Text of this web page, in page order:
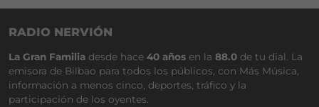
RADIO NERVIÓN
La Gran Familia desde hace 40 años en la 88.0 de tu dial. La
emisora de Bilbao para todos los públicos, con Más Música,
información a menos cinco, deportes, tráfico y la
participación de los oyentes.